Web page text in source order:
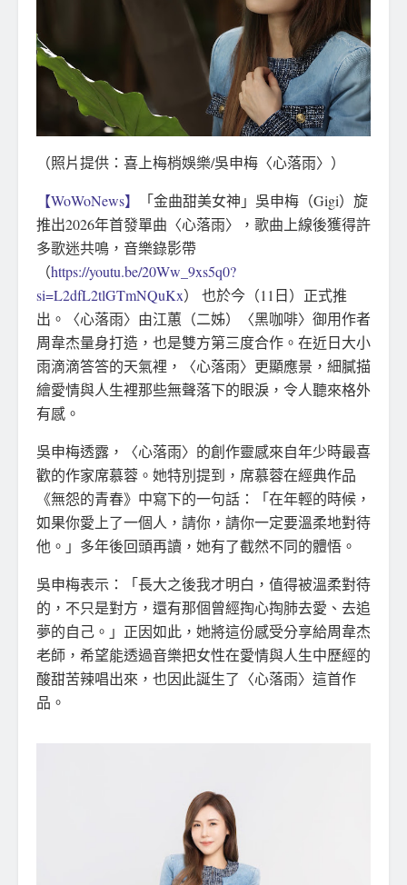
（照片提供：喜上梅梢娛樂/吳申梅〈心落雨〉）
【WoWoNews】
「金曲甜美女神」吳申梅（Gigi）旋
推出2026年首發單曲〈心落雨〉，歌曲上線後獲得許
多歌迷共鳴，音樂錄影帶
（https://youtu.be/20Ww_9xs5q0?
si=L2dfL2tlGTmNQuKx） 也於今（11日）正式推
出。〈心落雨〉由江蕙（二姊）〈黑咖啡〉御用作者
周韋杰量身打造，也是雙方第三度合作。在近日大小
雨滴滴答答的天氣裡，〈心落雨〉更顯應景，細膩描
繪愛情與人生裡那些無聲落下的眼淚，令人聽來格外
有感。
吳申梅透露，〈心落雨〉的創作靈感來自年少時最喜
歡的作家席慕蓉。她特別提到，席慕蓉在經典作品
《無怨的青春》中寫下的一句話：「在年輕的時候，
如果你愛上了一個人，請你，請你一定要溫柔地對待
他。」多年後回頭再讀，她有了截然不同的體悟。
吳申梅表示：「長大之後我才明白，值得被溫柔對待
的，不只是對方，還有那個曾經掏心掏肺去愛、去追
夢的自己。」正因如此，她將這份感受分享給周韋杰
老師，希望能透過音樂把女性在愛情與人生中歷經的
酸甜苦辣唱出來，也因此誕生了〈心落雨〉這首作
品。